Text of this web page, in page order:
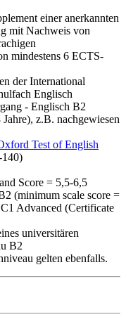
einer anerkannten
mit Nachweis von
mindestens 6 ECTS-
der International
Englisch
- Englisch B2
z.B. nachgewiesen
Test of English
140)
Score = 5,5-6,5
(minimum scale score =
Advanced (Certificate
universitären
B2
gelten ebenfalls.